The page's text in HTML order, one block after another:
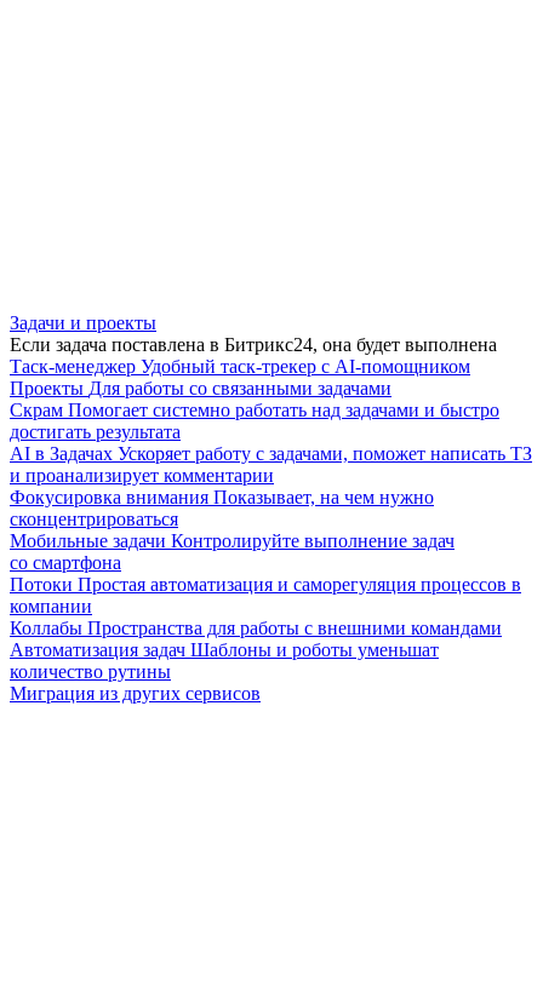
Задачи и проекты
Если задача поставлена в Битрикс24, она будет выполнена
Таск-менеджер Удобный таск-трекер с AI-помощником
Проекты Для работы со связанными задачами
Скрам Помогает системно работать над задачами и быстро
достигать результата
AI в Задачах Ускоряет работу с задачами, поможет написать ТЗ
и проанализирует комментарии
Фокусировка внимания Показывает, на чем нужно
сконцентрироваться
Мобильные задачи Контролируйте выполнение задач
со смартфона
Потоки Простая автоматизация и саморегуляция процессов в
компании
Коллабы Пространства для работы с внешними командами
Автоматизация задач Шаблоны и роботы уменьшат
количество рутины
Миграция из других сервисов